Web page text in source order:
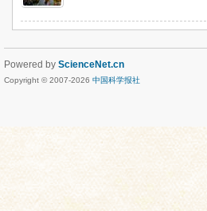
Powered by ScienceNet.cn
Copyright © 2007-2026 中国科学报社